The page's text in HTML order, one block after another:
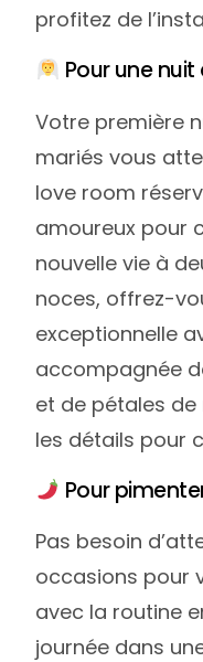
profitez de
Pour une
Votre première
mariés vous
love room
amoureux pour
nouvelle vie à
noces, offrez-
exceptionnelle
accompagnée
et de pétales de
les détails pour
Pour
Pas besoin
occasions pour
avec la routine
journée dans